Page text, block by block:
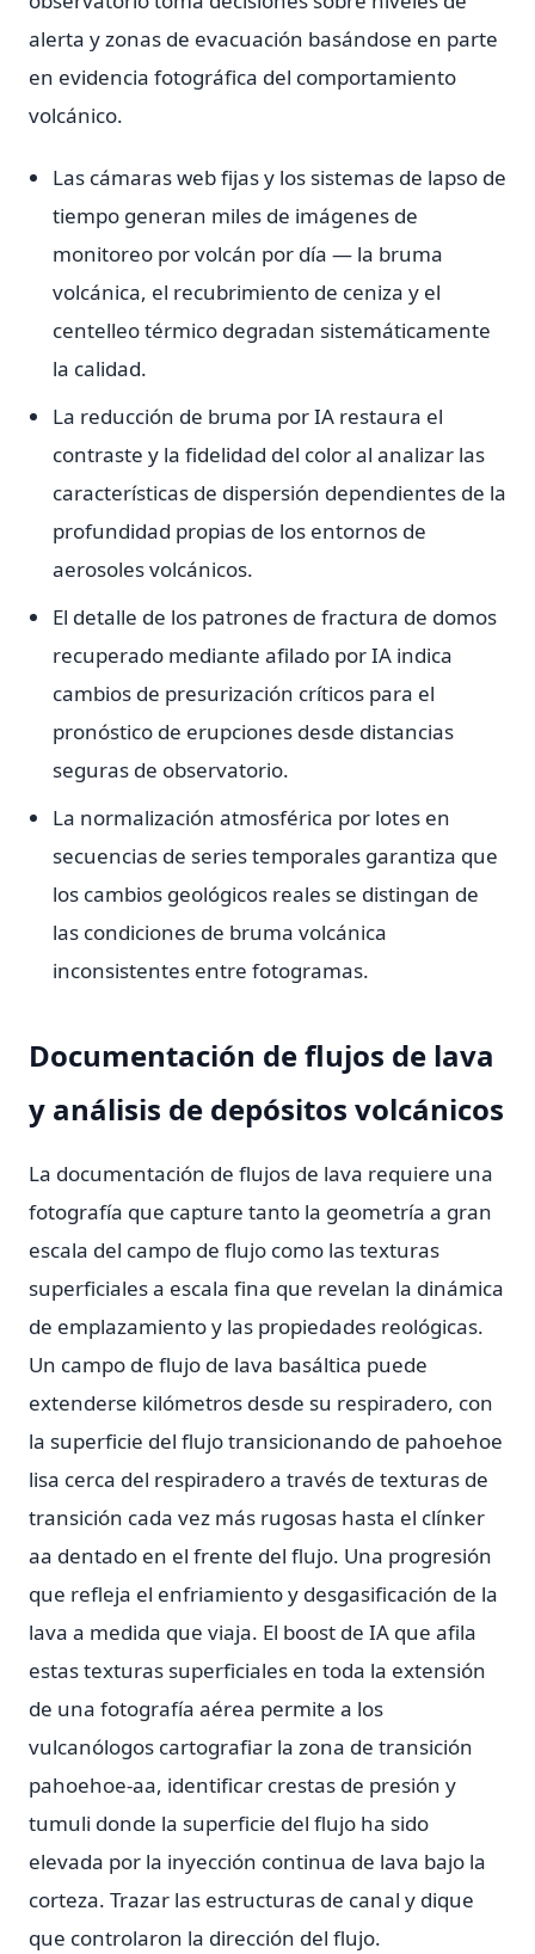
alerta y zonas de evacuación basándose en parte
en evidencia fotográfica del comportamiento
volcánico.
Las cámaras web fijas y los sistemas de lapso de
tiempo generan miles de imágenes de
monitoreo por volcán por día — la bruma
volcánica, el recubrimiento de ceniza y el
centelleo térmico degradan sistemáticamente
la calidad.
La reducción de bruma por IA restaura el
contraste y la fidelidad del color al analizar las
características de dispersión dependientes de la
profundidad propias de los entornos de
aerosoles volcánicos.
El detalle de los patrones de fractura de domos
recuperado mediante afilado por IA indica
cambios de presurización críticos para el
pronóstico de erupciones desde distancias
seguras de observatorio.
La normalización atmosférica por lotes en
secuencias de series temporales garantiza que
los cambios geológicos reales se distingan de
las condiciones de bruma volcánica
inconsistentes entre fotogramas.
Documentación de flujos de lava
y análisis de depósitos volcánicos
La documentación de flujos de lava requiere una
fotografía que capture tanto la geometría a gran
escala del campo de flujo como las texturas
superficiales a escala fina que revelan la dinámica
de emplazamiento y las propiedades reológicas.
Un campo de flujo de lava basáltica puede
extenderse kilómetros desde su respiradero, con
la superficie del flujo transicionando de pahoehoe
lisa cerca del respiradero a través de texturas de
transición cada vez más rugosas hasta el clínker
aa dentado en el frente del flujo. Una progresión
que refleja el enfriamiento y desgasificación de la
lava a medida que viaja. El boost de IA que afila
estas texturas superficiales en toda la extensión
de una fotografía aérea permite a los
vulcanólogos cartografiar la zona de transición
pahoehoe-aa, identificar crestas de presión y
tumuli donde la superficie del flujo ha sido
elevada por la inyección continua de lava bajo la
corteza. Trazar las estructuras de canal y dique
que controlaron la dirección del flujo.